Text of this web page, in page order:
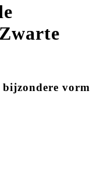
bijzondere vorm